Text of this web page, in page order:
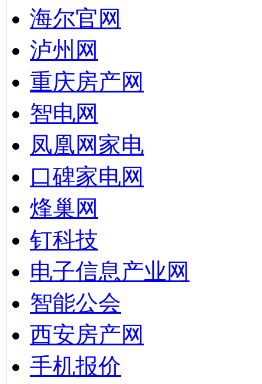
海尔官网
泸州网
重庆房产网
智电网
凤凰网家电
口碑家电网
烽巢网
钉科技
电子信息产业网
智能公会
西安房产网
手机报价